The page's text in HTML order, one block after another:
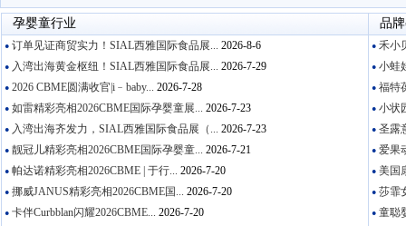
孕婴童行业 品牌
●订单见证商贸实力！SIAL西雅国际食品展... 2026-8-6
●入湾出海黄金枢纽！SIAL西雅国际食品展... 2026-7-29
●2026 CBME圆满收官|i﹣baby... 2026-7-28
●如雷精彩亮相2026CBME国际孕婴童展... 2026-7-23
●入湾出海齐发力，SIAL西雅国际食品展（... 2026-7-23
●靓冠儿精彩亮相2026CBME国际孕婴童... 2026-7-21
●帕达诺精彩亮相2026CBME | 于行... 2026-7-20
●挪威JANUS精彩亮相2026CBME国... 2026-7-20
●卡伴Curbblan闪耀2026CBME... 2026-7-20
●禾小
●小蛙
●福特
●小状
●圣露
●爱果
●美国
●莎霏
●童聪